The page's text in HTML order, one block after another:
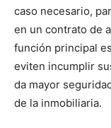
caso necesario,
en un contrato de
función principal
eviten incumplir
da mayor
de la inmobiliaria.